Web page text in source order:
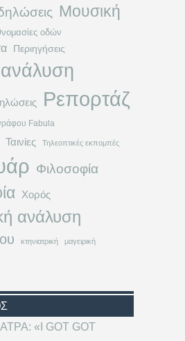
Μουσική
οδών
Περιηγήσεις
ανάλυση
Ρεπορτάζ
Fabula
Ταινίες Τηλεοπτικές εκπομπές
Φιλοσοφία
Χορός
ανάλυση
κτηνιατρική μαγειρική
«I GOT GOT